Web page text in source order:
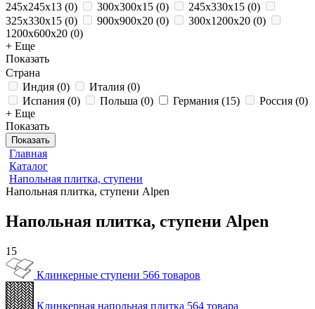
245x245x13 (0) 300x300x15 (0) 245x330x15 (0)
325x330x15 (0) 900x900x20 (0) 300x1200x20 (0)
1200x600x20 (0)
+ Еще
Показать
Страна
Индия (0) Италия (0)
Испания (0) Польша (0) Германия (15) Россия (0)
+ Еще
Показать
Показать
Главная
Каталог
Напольная плитка, ступени
Напольная плитка, ступени Alpen
Напольная плитка, ступени Alpen
15
Клинкерные ступени 566 товаров
Клинкерная напольная плитка 564 товара